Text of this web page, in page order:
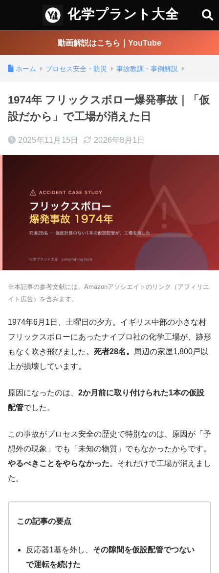
化学プラント大全
動画解説はこちら｜YouTube
ホーム プロセス安全・防災 事故教訓・事例解説
1974年 フリックスボロー爆発事故｜「仮
設だから」で工場が消えた日
2025年11月15日 2026年8月1日
※本記事の参考文献には、Amazonアソシエイトのリンク（アフィリエ
イト広告）を含みます。
1974年6月1日、土曜日の夕方。イギリス中部の小さな村
フリックスボローにあったナイプロ社の化学工場が、跡形
もなく吹き飛びました。 死者28名。
周辺の家屋1,800戸以
上が損壊しています。
原因になったのは、 2か月前に取り付けられた1本の仮設
配管でした。
この事故がプロセス安全の歴史で特別なのは、原因が「予
想外の現象」でも「未知の物質」でもなかったからです。
やるべきことをやらなかった。それだけで工場が消えまし
た。
この記事の要点
反応器1基を外し、 その隙間を仮設配管でつない
で運転を続けた